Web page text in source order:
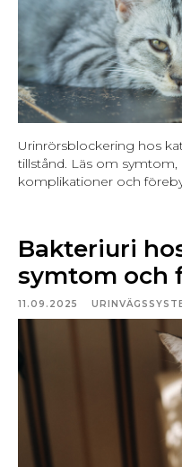
Urinrörsblockering hos
tillstånd. Läs om symtom,
komplikationer och
Bakteriuri
symtom och
11.09.2025